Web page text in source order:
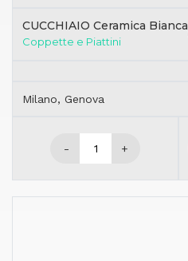
CUCCHIAIO Ceramica Bianca
Coppette e Piattini
Milano, Genova
- +